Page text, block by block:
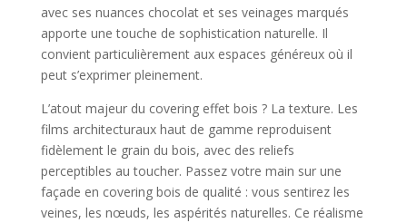
avec ses nuances chocolat et ses veinages marqués
apporte une touche de sophistication naturelle. Il
convient particulièrement aux espaces généreux où il
peut s’exprimer pleinement.
L’atout majeur du covering effet bois ? La texture. Les
films architecturaux haut de gamme reproduisent
fidèlement le grain du bois, avec des reliefs
perceptibles au toucher. Passez votre main sur une
façade en covering bois de qualité : vous sentirez les
veines, les nœuds, les aspérités naturelles. Ce réalisme